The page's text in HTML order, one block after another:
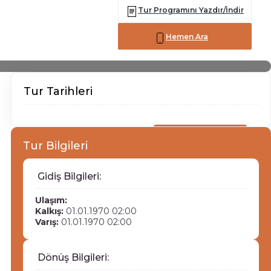
info@hunkarturizm.com
Tur Programını Yazdır/İndir
Hemen Ara
Tur Tarihleri
Tur Bilgileri
Gidiş Bilgileri:
Ulaşım:
Kalkış:01.01.1970 02:00
Varış:01.01.1970 02:00
Dönüş Bilgileri: